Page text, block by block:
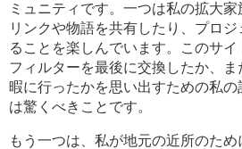
ミュニティです。一つは私の拡大家
リンクや物語を共有したり、プロ
ることを楽しんでいます。このサ
フィルターを最後に交換したか、ま
暇に行ったかを思い出すための私
は驚くべきことです。
もう一つは、私が地元の近所のため